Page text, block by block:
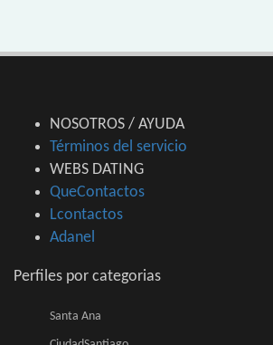
NOSOTROS / AYUDA
Términos del servicio
WEBS DATING
QueContactos
Lcontactos
Adanel
Perfiles por categorias
Santa Ana